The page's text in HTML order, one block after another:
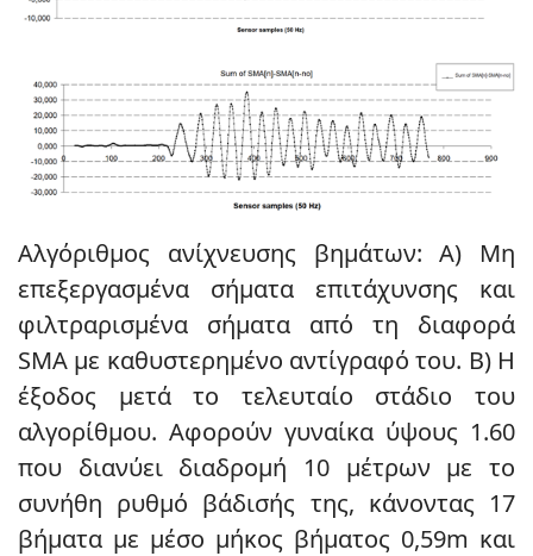
Αλγόριθμος ανίχνευσης βημάτων: Α) Μη
επεξεργασμένα σήματα επιτάχυνσης και
φιλτραρισμένα σήματα από τη διαφορά
SMA με καθυστερημένο αντίγραφό του. Β) Η
έξοδος μετά το τελευταίο στάδιο του
αλγορίθμου. Αφορούν γυναίκα ύψους 1.60
που διανύει διαδρομή 10 μέτρων με το
συνήθη ρυθμό βάδισής της, κάνοντας 17
βήματα με μέσο μήκος βήματος 0,59m και